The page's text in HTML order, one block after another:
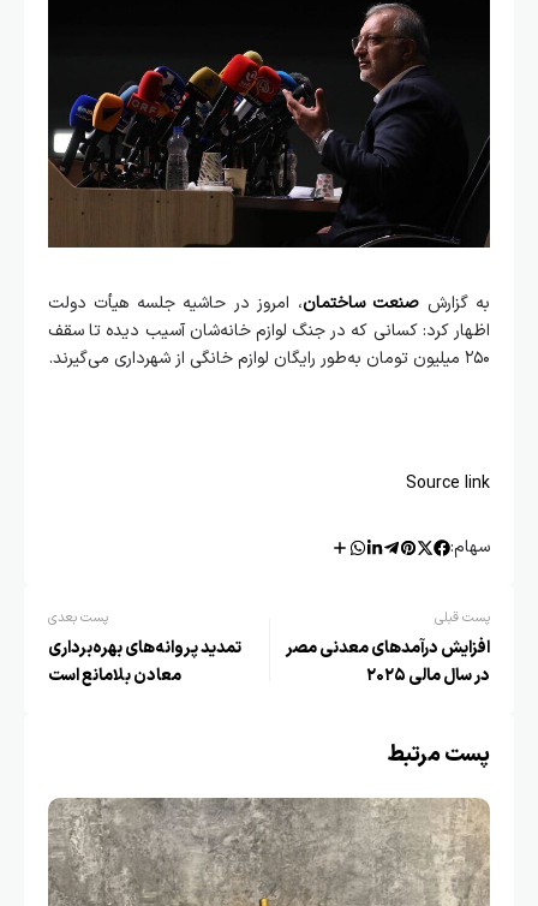
به گزارش صنعت ساختمان، امروز در حاشیه جلسه هیأت دولت
اظهار کرد: کسانی که در جنگ لوازم خانه‌شان آسیب دیده تا سقف
۲۵۰ میلیون تومان به‌طور رایگان لوازم خانگی از شهرداری می‌گیرند.
Source link
سهام:
پست قبلی
افزایش درآمدهای معدنی مصر
در سال مالی ۲۰۲۵
پست بعدی
تمدید پروانه‌های بهره‌برداری
معادن بلامانع است
پست مرتبط